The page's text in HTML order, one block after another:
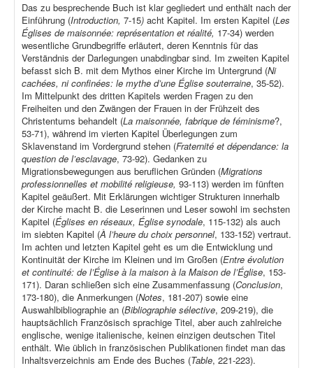
Das zu besprechende Buch ist klar gegliedert und enthält nach der
Einführung (Introduction, 7-15) acht Kapitel. Im ersten Kapitel (Les
Églises de maisonnée: représentation et réalité, 17-34) werden
wesentliche Grundbegriffe erläutert, deren Kenntnis für das
Verständnis der Darlegungen unabdingbar sind. Im zweiten Kapitel
befasst sich B. mit dem Mythos einer Kirche im Untergrund (Ni
cachées, ni confinées: le mythe d’une Église souterraine, 35-52).
Im Mittelpunkt des dritten Kapitels werden Fragen zu den
Freiheiten und den Zwängen der Frauen in der Frühzeit des
Christentums behandelt (La maisonnée, fabrique de féminisme?,
53-71), während im vierten Kapitel Überlegungen zum
Sklavenstand im Vordergrund stehen (Fraternité et dépendance: la
question de l’esclavage, 73-92). Gedanken zu
Migrationsbewegungen aus beruflichen Gründen (Migrations
professionnelles et mobilité religieuse, 93-113) werden im fünften
Kapitel geäußert. Mit Erklärungen wichtiger Strukturen innerhalb
der Kirche macht B. die Leserinnen und Leser sowohl im sechsten
Kapitel (Églises en réseaux, Église synodale, 115-132) als auch
im siebten Kapitel (À l’heure du choix personnel, 133-152) vertraut.
Im achten und letzten Kapitel geht es um die Entwicklung und
Kontinuität der Kirche im Kleinen und im Großen (Entre évolution
et continuité: de l’Église à la maison à la Maison de l’Église, 153-
171). Daran schließen sich eine Zusammenfassung (Conclusion,
173-180), die Anmerkungen (Notes, 181-207) sowie eine
Auswahlbibliographie an (Bibliographie sélective, 209-219), die
hauptsächlich Französisch sprachige Titel, aber auch zahlreiche
englische, wenige italienische, keinen einzigen deutschen Titel
enthält. Wie üblich in französischen Publikationen findet man das
Inhaltsverzeichnis am Ende des Buches (Table, 221-223).